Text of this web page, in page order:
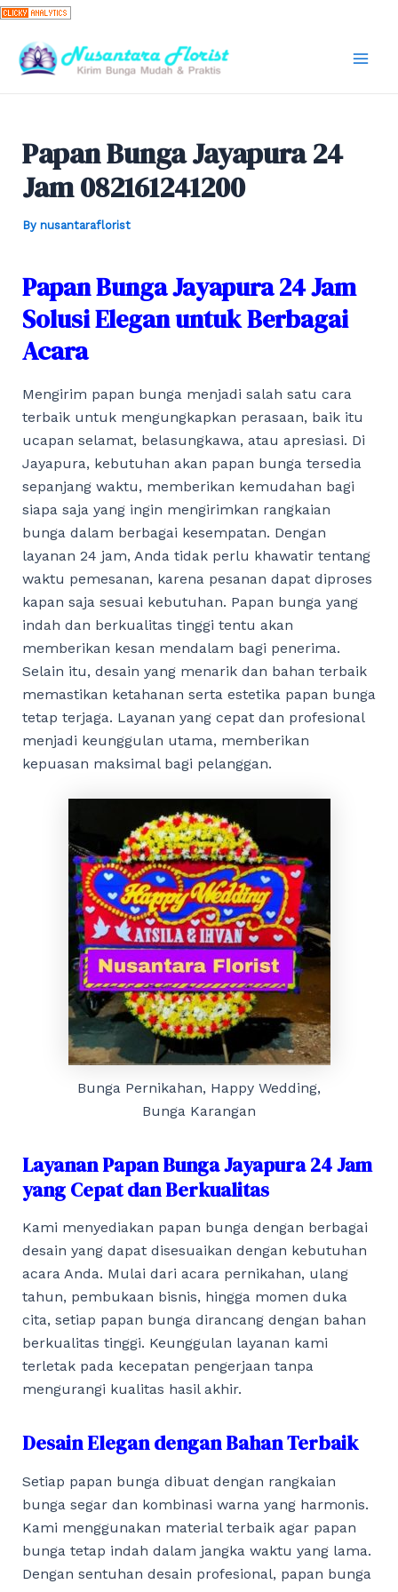
Skip
content
Papan Bunga Jayapura 24
Jam 082161241200
By nusantaraflorist
Papan Bunga Jayapura 24 Jam
Solusi Elegan untuk Berbagai
Acara
Mengirim papan bunga menjadi salah satu cara
terbaik untuk mengungkapkan perasaan, baik itu
ucapan selamat, belasungkawa, atau apresiasi. Di
Jayapura, kebutuhan akan papan bunga tersedia
sepanjang waktu, memberikan kemudahan bagi
siapa saja yang ingin mengirimkan rangkaian
bunga dalam berbagai kesempatan. Dengan
layanan 24 jam, Anda tidak perlu khawatir tentang
waktu pemesanan, karena pesanan dapat diproses
kapan saja sesuai kebutuhan. Papan bunga yang
indah dan berkualitas tinggi tentu akan
memberikan kesan mendalam bagi penerima.
Selain itu, desain yang menarik dan bahan terbaik
memastikan ketahanan serta estetika papan bunga
tetap terjaga. Layanan yang cepat dan profesional
menjadi keunggulan utama, memberikan
kepuasan maksimal bagi pelanggan.
Bunga Pernikahan, Happy Wedding,
Bunga Karangan
Layanan Papan Bunga Jayapura 24 Jam
yang Cepat dan Berkualitas
Kami menyediakan papan bunga dengan berbagai
desain yang dapat disesuaikan dengan kebutuhan
acara Anda. Mulai dari acara pernikahan, ulang
tahun, pembukaan bisnis, hingga momen duka
cita, setiap papan bunga dirancang dengan bahan
berkualitas tinggi. Keunggulan layanan kami
terletak pada kecepatan pengerjaan tanpa
mengurangi kualitas hasil akhir.
Desain Elegan dengan Bahan Terbaik
Setiap papan bunga dibuat dengan rangkaian
bunga segar dan kombinasi warna yang harmonis.
Kami menggunakan material terbaik agar papan
bunga tetap indah dalam jangka waktu yang lama.
Dengan sentuhan desain profesional, papan bunga